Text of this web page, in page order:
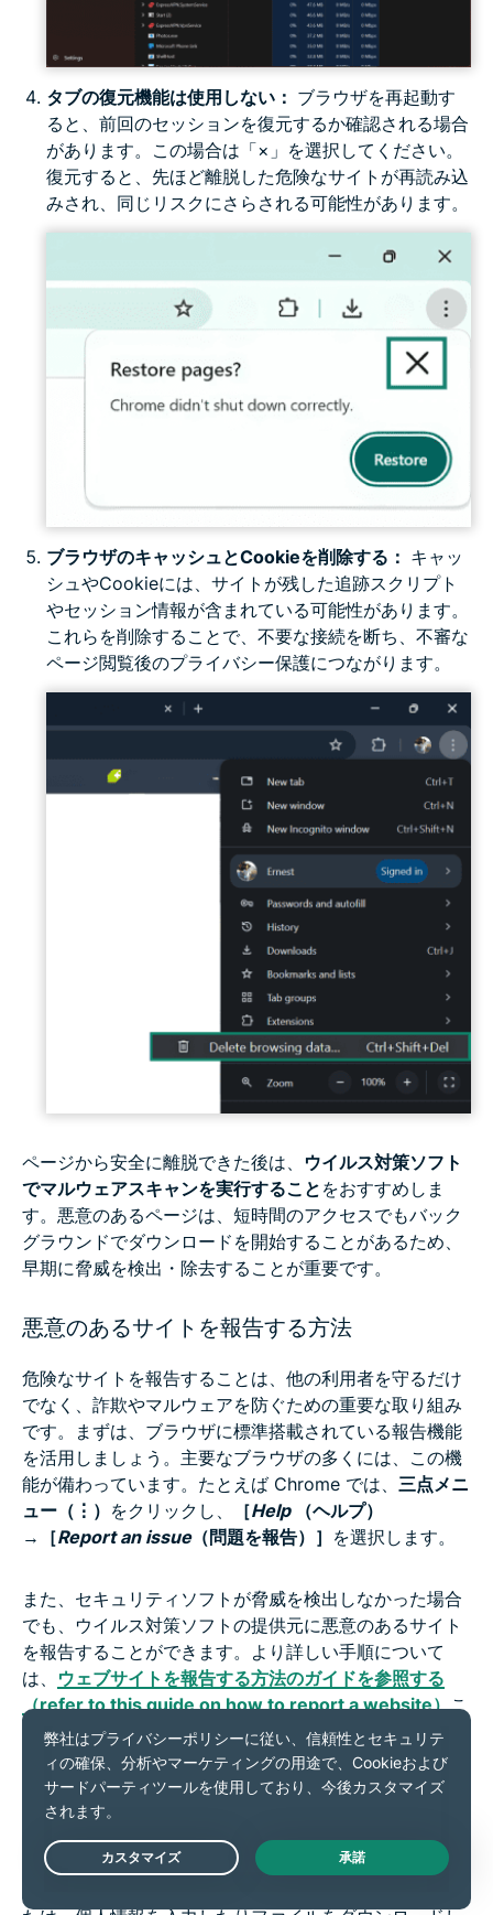
タブの復元機能は使用しない： ブラウザを再起動す
ると、前回のセッションを復元するか確認される場合
があります。この場合は「×」を選択してください。
復元すると、先ほど離脱した危険なサイトが再読み込
みされ、同じリスクにさらされる可能性があります。
ブラウザのキャッシュとCookieを削除する： キャッ
シュやCookieには、サイトが残した追跡スクリプト
やセッション情報が含まれている可能性があります。
これらを削除することで、不要な接続を断ち、不審な
ページ閲覧後のプライバシー保護につながります。
ページから安全に離脱できた後は、 ウイルス対策ソフト
でマルウェアスキャンを実行すること をおすすめしま
す。悪意のあるページは、短時間のアクセスでもバック
グラウンドでダウンロードを開始することがあるため、
早期に脅威を検出・除去することが重要です。
悪意のあるサイトを報告する方法
危険なサイトを報告することは、他の利用者を守るだけ
でなく、詐欺やマルウェアを防ぐための重要な取り組み
です。まずは、ブラウザに標準搭載されている報告機能
を活用しましょう。主要なブラウザの多くには、この機
能が備わっています。たとえば Chrome では、 三点メニ
ュー（⋮） をクリックし、 ［Help（ヘルプ）
→
［Report an issue（問題を報告）］ を選択します。
また、セキュリティソフトが脅威を検出しなかった場合
でも、ウイルス対策ソフトの提供元に悪意のあるサイト
を報告することができます。より詳しい手順について
は、 ウェブサイトを報告する方法のガイドを参照する
（refer to this guide on how to report a website）こ
とで、インターネットをより安全な場所にする手助けと
なります。
不審なサイトに接触した後のデバイスとデー
タの保護方法
Live Chat